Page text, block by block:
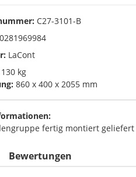
C27-3101-B
LaCont
130 kg
860 x 400 x 2055 mm
fertig montiert geliefert
Bewertungen